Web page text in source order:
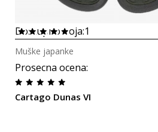
Dostupno boja:1
Prosecna ocena:
Cartago Dunas VI
Muške japanke